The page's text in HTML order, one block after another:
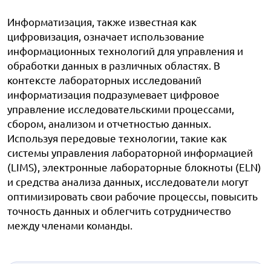
Информатизация, также известная как
цифровизация, означает использование
информационных технологий для управления и
обработки данных в различных областях. В
контексте лабораторных исследований
информатизация подразумевает цифровое
управление исследовательскими процессами,
сбором, анализом и отчетностью данных.
Используя передовые технологии, такие как
системы управления лабораторной информацией
(LIMS), электронные лабораторные блокноты (ELN)
и средства анализа данных, исследователи могут
оптимизировать свои рабочие процессы, повысить
точность данных и облегчить сотрудничество
между членами команды.